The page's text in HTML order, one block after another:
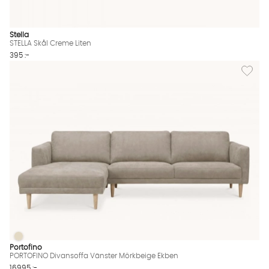
Stella
STELLA Skål Creme Liten
395 :-
Lägg
PORTOFINO Divansoffa Vänster Mörkbeige Ekben Finns även
PORTOFINO Divansoffa Vänster Mörkbeige Ekben
Portofino
PORTOFINO Divansoffa Vänster Mörkbeige Ekben